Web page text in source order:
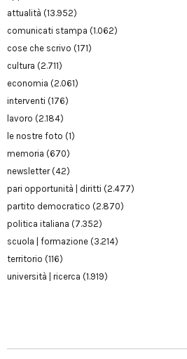
attualità (13.952)
comunicati stampa (1.062)
cose che scrivo (171)
cultura (2.711)
economia (2.061)
interventi (176)
lavoro (2.184)
le nostre foto (1)
memoria (670)
newsletter(42)
pari opportunità | diritti (2.477)
partito democratico (2.870)
politica italiana (7.352)
scuola | formazione (3.214)
territorio (116)
università | ricerca (1.919)